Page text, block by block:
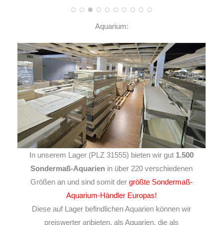
Aquarium:
In unserem Lager (PLZ 31555) bieten wir gut 1.500
Sondermaß-Aquarien in über 220 verschiedenen
Größen an und sind somit der größte Sondermaß-
Aquarium-Händler Europas!
Diese auf Lager befindlichen Aquarien können wir
preiswerter anbieten, als Aquarien, die als